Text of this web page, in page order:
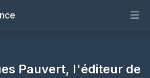
Pauvert, l'éditeur de